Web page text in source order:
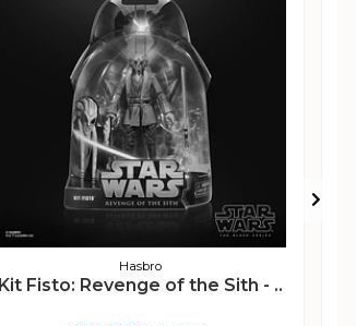
Hasbro
Kit Fisto: Revenge of the Sith - ..